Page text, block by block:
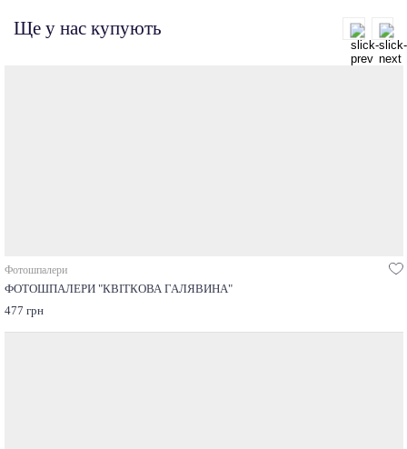
Ще у нас купують
Фотошпалери
ФОТОШПАЛЕРИ "КВІТКОВА ГАЛЯВИНА"
477 грн